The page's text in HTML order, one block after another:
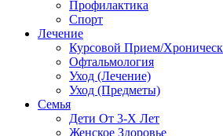
Профилактика
Спорт
Лечение
Курсовой Прием/
Офтальмология
Уход (Лечение)
Уход (Предметы)
Семья
Дети От 3-Х Лет
Женское Здоровье